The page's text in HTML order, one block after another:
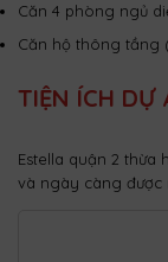
Căn 4 phòng ngủ
Căn hộ thông tầng
TIỆN ÍCH DỰ
Estella quận 2
và ngày càng được